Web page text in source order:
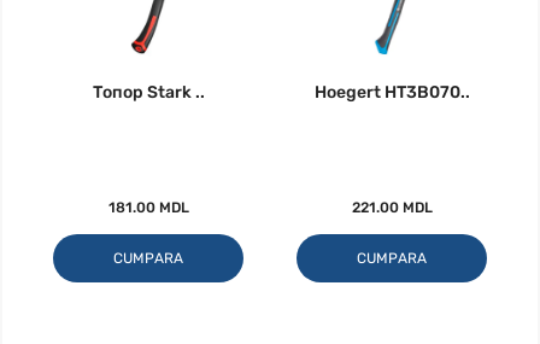
Топор Stark ..
181.00 MDL
CUMPARA
Hoegert HT3B070..
221.00 MDL
CUMPARA